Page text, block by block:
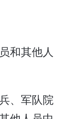
和其他人
、军队院